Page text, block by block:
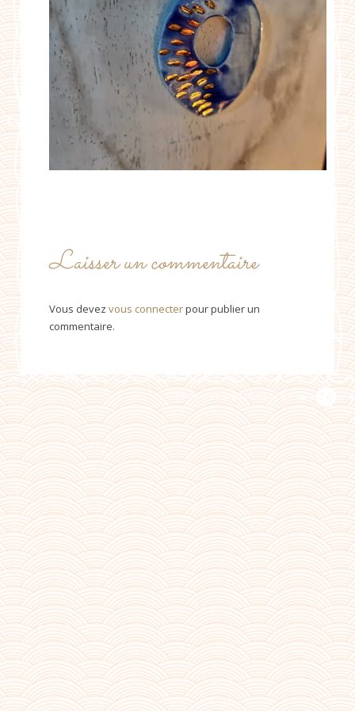
Laisser un commentaire
Vous devez vous connecterpour publier un
commentaire.
PROUDLY DESIGNED BY